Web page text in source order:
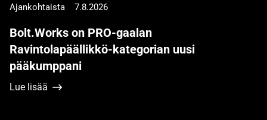
Ajankohtaista 7.8.2026
Bolt.Works on PRO-gaalan
Ravintolapäällikkö-kategorian uusi
pääkumppani
Lue lisää